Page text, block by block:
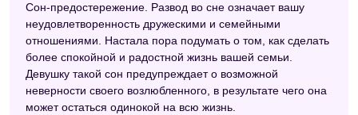
Сон-предостережение. Развод во сне означает вашу
неудовлетворенность дружескими и семейными
отношениями. Настала пора подумать о том, как сделать
более спокойной и радостной жизнь вашей семьи.
Девушку такой сон предупреждает о возможной
неверности своего возлюбленного, в результате чего она
может остаться одинокой на всю жизнь.